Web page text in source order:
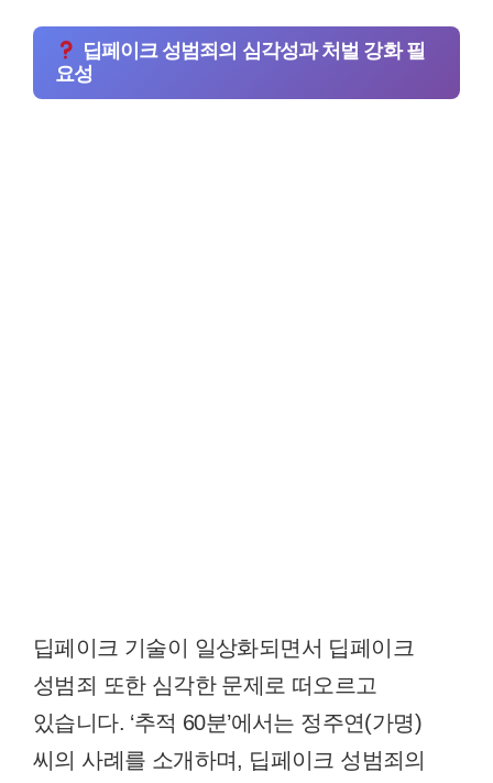
딥페이크 성범죄의 심각성과 처벌 강화 필
요성
딥페이크 기술이 일상화되면서 딥페이크
성범죄 또한 심각한 문제로 떠오르고
있습니다. ‘추적 60분’에서는 정주연(가명)
씨의 사례를 소개하며, 딥페이크 성범죄의